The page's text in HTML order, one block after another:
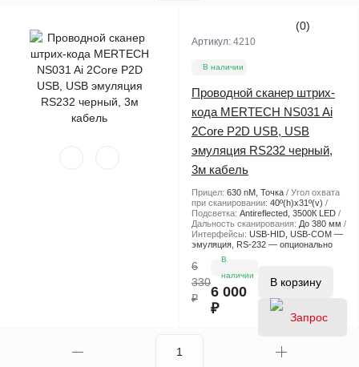
(0)
Артикул: 4210
В наличии
Проводной сканер штрих-
кода MERTECH NS031 Ai
2Core P2D USB, USB
эмуляция RS232 черный,
3м кабель
Прицел: 630 nM, Точка
Угол охвата
при сканировании: 40º(h)x31º(v)
Подсветка: Antireflected, 3500К LED
Дальность сканирования: До 380 мм
Интерфейсы: USB-HID, USB-COM —
эмуляция, RS-232 — опционально
6
330
₽
В
наличии
6 000
₽
В корзину